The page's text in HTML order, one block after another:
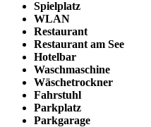
Spielplatz
WLAN
Restaurant
Restaurant am See
Hotelbar
Waschmaschine
Wäschetrockner
Fahrstuhl
Parkplatz
Parkgarage